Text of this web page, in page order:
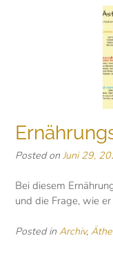
Posted on Juni 29,
Bei diesem
und die Frage, wie
Posted in Archiv,